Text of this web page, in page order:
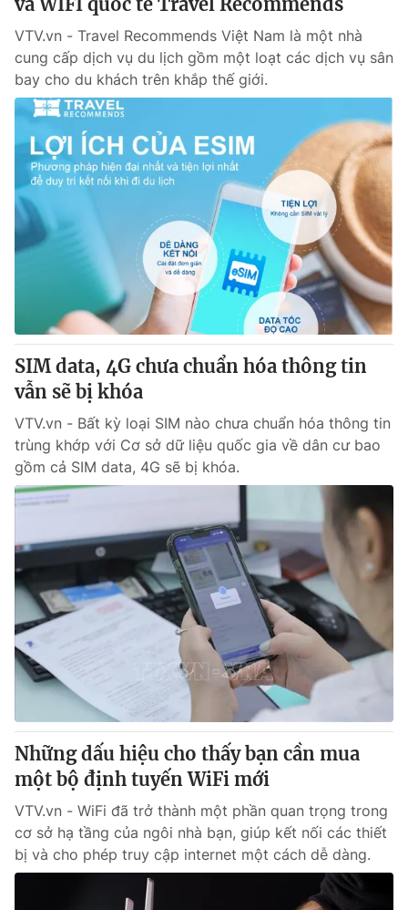
Emagazine Podcast
Photo Infographic
Video
VTV Money VTV Thể thao
VTV Sức khoẻ Bất động sản
Thị trường 24h Tấm lòng Việt
VTV4 Vươn mình bằng AI
VTV9
Liên hệ tòa soạn English
Theo dõi báo trên
Cơ quan chủ quản:
Đài Truyền hình Việt Nam
Cơ quan báo chí:
Thời báo VTV
Giấy phép hoạt động báo in và báo điện tử số 483/GP-BTTTT
cấp ngày 29/12/2023
Tổng Biên tập:Vũ Thanh Thủy
Phó Tổng Biên tập:Nguyễn Thị Mỹ Hạnh, Phạm Quốc Thắng,
Nguyễn Trọng Ninh
024.38 355 931 - 024.38 355 932
Ðiện thoại Thời báo VTV:024.66 897 897
Email: toasoan@vtv.vn
Liên hệ quảng cáo:024-7300.7108
VTV.vn - Travel Recommends Việt Nam là một nhà
cung cấp dịch vụ du lịch gồm một loạt các dịch vụ sân
bay cho du khách trên khắp thế giới.
SIM data, 4G chưa chuẩn hóa thông tin
vẫn sẽ bị khóa
VTV.vn - Bất kỳ loại SIM nào chưa chuẩn hóa thông tin
trùng khớp với Cơ sở dữ liệu quốc gia về dân cư bao
gồm cả SIM data, 4G sẽ bị khóa.
Những dấu hiệu cho thấy bạn cần mua
một bộ định tuyến WiFi mới
VTV.vn - WiFi đã trở thành một phần quan trọng trong
cơ sở hạ tầng của ngôi nhà bạn, giúp kết nối các thiết
bị và cho phép truy cập internet một cách dễ dàng.